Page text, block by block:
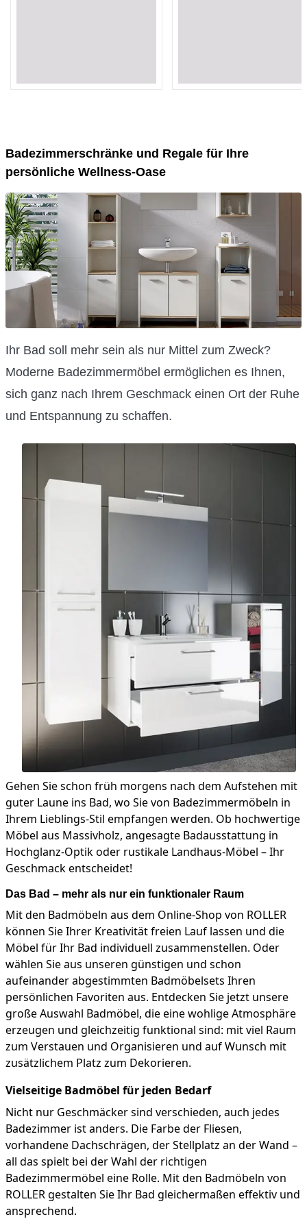
Badezimmerschränke und Regale für Ihre
persönliche Wellness-Oase
Ihr Bad soll mehr sein als nur Mittel zum Zweck?
Moderne Badezimmermöbel ermöglichen es Ihnen,
sich ganz nach Ihrem Geschmack einen Ort der Ruhe
und Entspannung zu schaffen.
Gehen Sie schon früh morgens nach dem Aufstehen mit
guter Laune ins Bad, wo Sie von Badezimmermöbeln in
Ihrem Lieblings-Stil empfangen werden. Ob hochwertige
Möbel aus Massivholz, angesagte Badausstattung in
Hochglanz-Optik oder rustikale Landhaus-Möbel – Ihr
Geschmack entscheidet!
Das Bad – mehr als nur ein funktionaler Raum
Mit den Badmöbeln aus dem Online-Shop von ROLLER
können Sie Ihrer Kreativität freien Lauf lassen und die
Möbel für Ihr Bad individuell zusammenstellen. Oder
wählen Sie aus unseren günstigen und schon
aufeinander abgestimmten Badmöbelsets Ihren
persönlichen Favoriten aus. Entdecken Sie jetzt unsere
große Auswahl Badmöbel, die eine wohlige Atmosphäre
erzeugen und gleichzeitig funktional sind: mit viel Raum
zum Verstauen und Organisieren und auf Wunsch mit
zusätzlichem Platz zum Dekorieren.
Vielseitige Badmöbel für jeden Bedarf
Nicht nur Geschmäcker sind verschieden, auch jedes
Badezimmer ist anders. Die Farbe der Fliesen,
vorhandene Dachschrägen, der Stellplatz an der Wand –
all das spielt bei der Wahl der richtigen
Badezimmermöbel eine Rolle. Mit den Badmöbeln von
ROLLER gestalten Sie Ihr Bad gleichermaßen effektiv und
ansprechend.